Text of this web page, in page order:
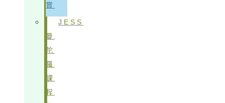
賞
JESS
曼
陀
羅
課
程